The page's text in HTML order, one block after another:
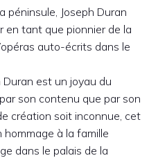
péninsule, Joseph Duran
en tant que pionnier de la
auto-écrits dans le
Duran est un joyau du
son contenu que par son
création soit inconnue, cet
à la famille
dans le palais de la